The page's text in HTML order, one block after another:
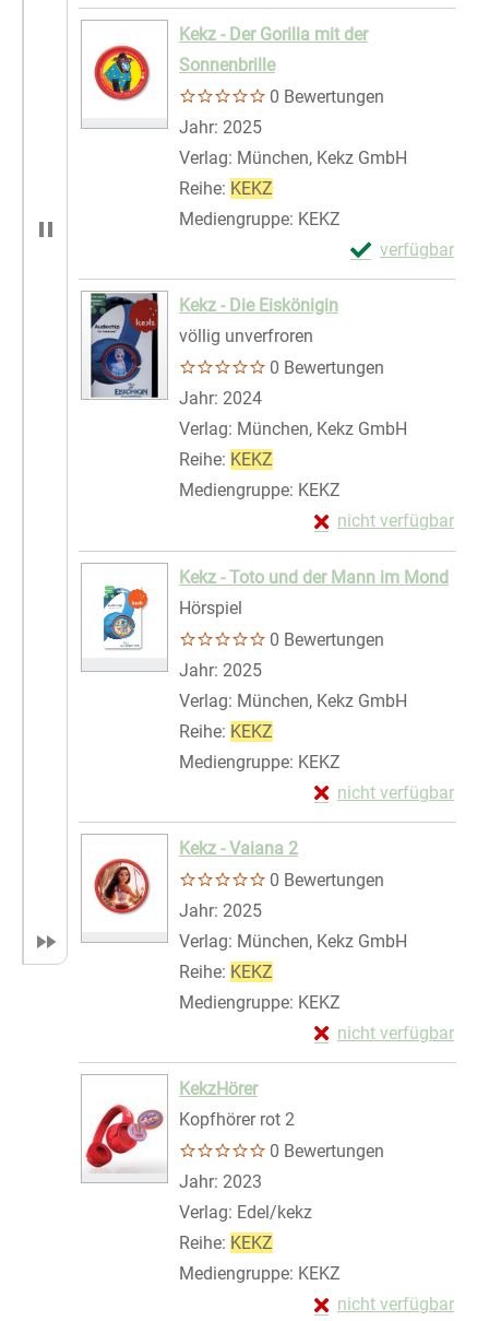
Zum Download von
Kekz - Der Gorilla mit der
Sonnenbrille
0 Bewertungen
Suche nach diesem Verfasser
Jahr: 2025
Verlag: München, Kekz GmbH
Reihe: KEKZ
Mediengruppe: KEKZ
verfügbar
Exemplar-
Zum Download
Kekz - Die Eiskönigin
völlig unverfroren
0 Bewertungen
Suche nach diesem Verfasser
Jahr: 2024
Verlag: München, Kekz GmbH
Reihe: KEKZ
Mediengruppe: KEKZ
nicht verfügbar
Exemplar-Details
Zum Download von
Kekz - Toto und der Mann im Mond
Hörspiel
0 Bewertungen
Suche nach diesem Verfasser
Jahr: 2025
Verlag: München, Kekz GmbH
Reihe: KEKZ
Mediengruppe: KEKZ
nicht verfügbar
Exemplar-Details
Zum Download von
Kekz - Vaiana 2
0 Bewertungen
Suche nach diesem Verfasser
Jahr: 2025
Verlag: München, Kekz GmbH
Reihe: KEKZ
Mediengruppe: KEKZ
nicht verfügbar
Exemplar-Details
Zum Download von
KekzHörer
Kopfhörer rot 2
0 Bewertungen
Suche nach diesem Verfasser
Jahr: 2023
Verlag: Edel/kekz
Reihe: KEKZ
Mediengruppe: KEKZ
nicht verfügbar
Exemplar-Details